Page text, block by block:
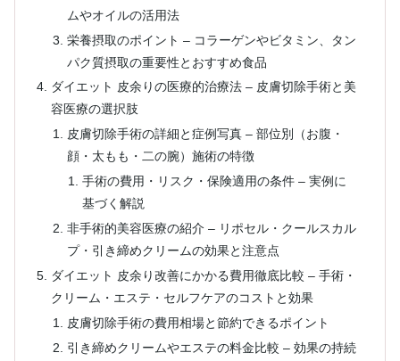
ムやオイルの活用法
栄養摂取のポイント – コラーゲンやビタミン、タン
パク質摂取の重要性とおすすめ食品
ダイエット 皮余りの医療的治療法 – 皮膚切除手術と美
容医療の選択肢
皮膚切除手術の詳細と症例写真 – 部位別（お腹・
顔・太もも・二の腕）施術の特徴
手術の費用・リスク・保険適用の条件 – 実例に
基づく解説
非手術的美容医療の紹介 – リポセル・クールスカル
プ・引き締めクリームの効果と注意点
ダイエット 皮余り改善にかかる費用徹底比較 – 手術・
クリーム・エステ・セルフケアのコストと効果
皮膚切除手術の費用相場と節約できるポイント
引き締めクリームやエステの料金比較 – 効果の持続